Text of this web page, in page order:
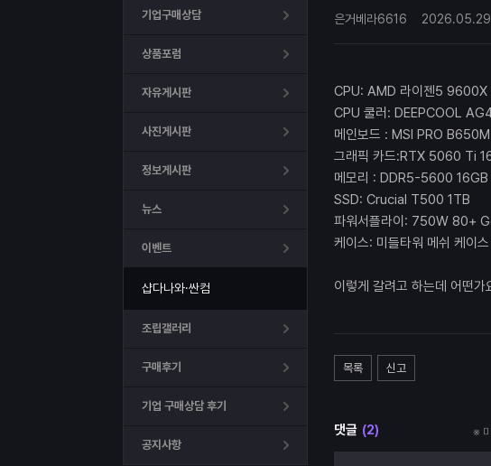
기업구매상담
상품포럼
자유게시판
사진게시판
정보게시판
뉴스
이벤트
샵다나와·싼컴
조립갤러리
구매후기
기업 구매상담 후기
공지사항
은거베라6616
CPU: AMD 라이젠5 9600X
CPU 쿨러: DEEPCOOL
메인보드 : MSI PRO
그래픽 카드:RTX 5060 Ti
메모리 : DDR5-5600 16GB
SSD: Crucial T500 1TB
파워서플라이: 750W 80+
케이스: 미들타워 메쉬 케이스
이렇게 갈려고 하는데 어떤
목록 신고
댓글 (2) ※